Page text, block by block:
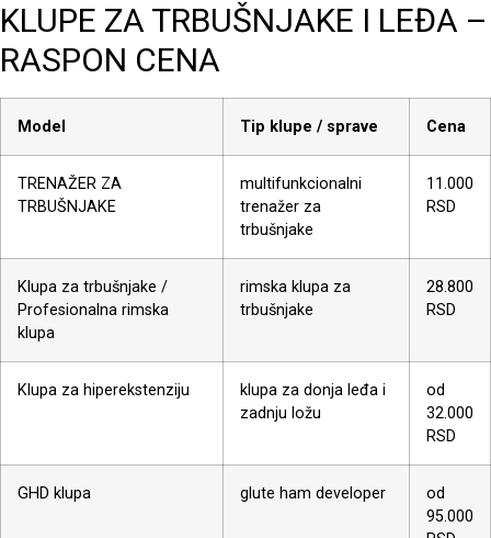
KLUPE ZA TRBUŠNJAKE I LEĐA –
RASPON CENA
Model Tip klupe / sprave Cena
TRENAŽER ZA
TRBUŠNJAKE
multifunkcionalni
trenažer za
trbušnjake
11.000
RSD
Klupa za trbušnjake /
Profesionalna rimska
klupa
rimska klupa za
trbušnjake
28.800
RSD
Klupa za hiperekstenziju
klupa za donja leđa i
zadnju ložu
od
32.000
RSD
GHD klupa glute ham developer
od
95.000